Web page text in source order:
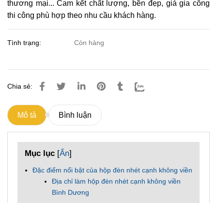
thương mại... Cam kết chất lượng, bền đẹp, giá gia công
thi công phù hợp theo nhu cầu khách hàng.
Tình trạng: Còn hàng
Chia sẻ:
Mô tả Bình luận
Mục lục [Ẩn]
Đặc điểm nổi bật của hộp đèn nhét cạnh không viền
Địa chỉ làm hộp đèn nhét cạnh không viền
Bình Dương